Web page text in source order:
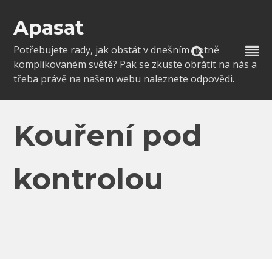
content
Apasat
Potřebujete rady, jak obstát v dnešním notně
komplikovaném světě? Pak se zkuste obrátit na nás a
třeba právě na našem webu naleznete odpovědi.
Kouření pod
kontrolou